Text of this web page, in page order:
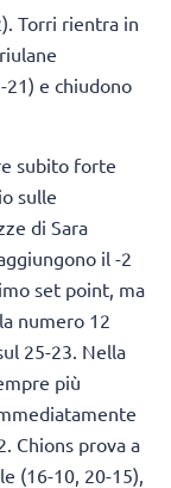
Torri rientra in
e chiudono
subito forte
sulle
di Sara
il -2
set point, ma
numero 12
25-23. Nella
più
Chions prova a
(16-10, 20-15),